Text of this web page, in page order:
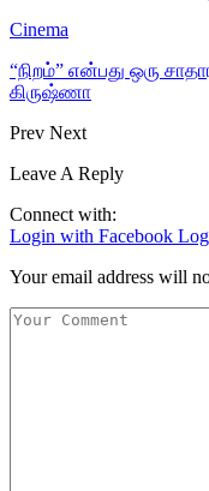
Cinema
“நிறம்” என்பது ஒரு
கிருஷ்ணா
Prev Next
Leave A Reply
Connect with:
Login with Facebook
Your email address will